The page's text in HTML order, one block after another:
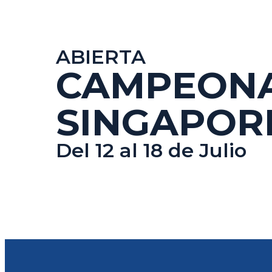
ABIERTA
Del 12 al 18 de Julio